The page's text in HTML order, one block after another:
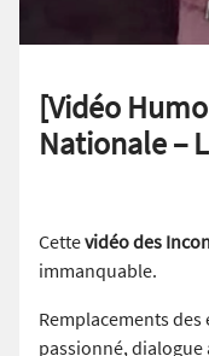
[Vidéo
Nationale –
Cettevidéo des
immanquable.
Remplacements
passionné, dialogue